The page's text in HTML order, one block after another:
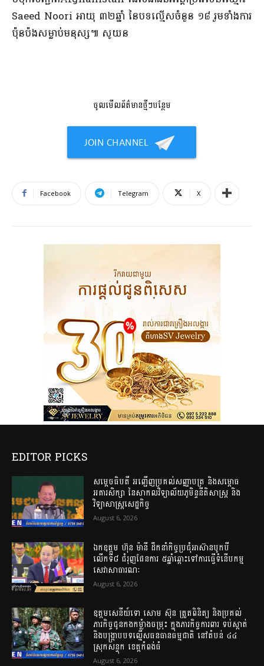
Saeed Noori អាយុ ៣២​ឆ្នាំ នៃ​បទល្មើស​ចំនួន ១៨ រួម​ទាំង​ការ
ប៉ុនប៉ង​សម្លាប់​មនុស្ស​៕ សូ​យ​ន​
ចូលមើលព័ត៌មានថ្មីៗបន្ថែម
Facebook Telegram X
EDITOR PICKS
សម្តេចធិបតី អញ្ជើញប្រគល់សញ្ញាបត្រ និងសម្ពោធ
អគារសិក្សា នៃសាកលវិទ្យាល័យភូមិន្ទនីតិសាស្ត្រ និង
វិទ្យាសាស្ត្រសេដ្ឋកិច្ច
August 6, 2026
ឯកឧត្តម ហ៊ុន ម៉ានី ដឹកនាំកិច្ចប្រជុំអាស៊ានបូកបី
លើកទី៨ ជំរុញផែនការ ៥ឆ្នាំឆ្ពោះទៅការធ្វើទំនើបកម្ម
សេវាសាធារណៈ
August 6, 2026
ឧត្តម​សេនីយ៍​ទោ​ សោម​ ស៊ុន​ ត្រួតពិនិត្យ​ និង​ប្រគល់​
ភារកិច្ច​ជូន​កងកម្លំាង​ចម្រុះ​ ក្នុង​ភារកិច្ច​ការពារ​ ទប់ស្កាត់ ​
និង​បង្ក្រាប​បទ​ល្មើស​ធនធាន​ធម្មជាតិ​ នៅ​តំបន់​ ៤៤​
ស្រុក​សន្ទុក​ ខេត្ត​កំពង់​ធំ​
August 6, 2026